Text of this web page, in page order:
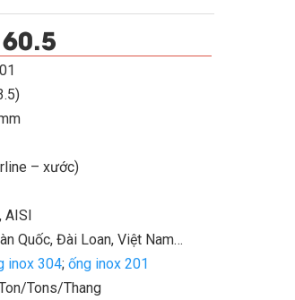
– xước)
AISI
Quốc, Đài Loan, Việt Nam…
inox 304; ống inox 201
Tons/Thang